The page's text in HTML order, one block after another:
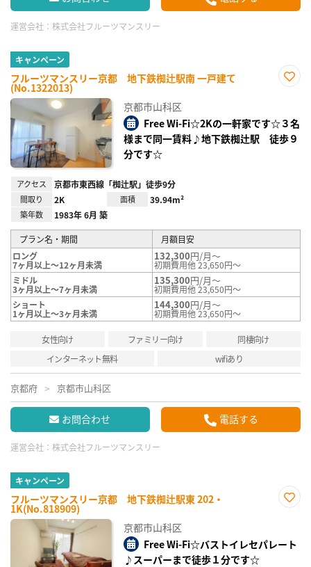
運営会社： 株式会社フルーツマンスリー
キャンペーン
フルーツマンスリー京都 地下鉄椥辻駅南 一戸建て
(No.1322013)
録
京都市山科区
Free Wi-Fi☆2Kの一軒家です☆３名
様まで同一賃料♪地下鉄椥辻駅 徒歩９
分です☆
アクセス 京都市東西線「椥辻駅」徒歩9分
間取り 2K 面積 39.94m²
築年数 1983年 6月 築
プラン名・期間
月額目安
ロング
7ヶ月以上～12ヶ月未満
132,300円/月～
初期費用他 23,650円～
ミドル
3ヶ月以上～7ヶ月未満
135,300円/月～
初期費用他 23,650円～
ショート
1ヶ月以上～3ヶ月未満
144,300円/月～
初期費用他 23,650円～
女性向け ファミリー向け
同棲向け
インターネット無料
wifiあり
京都府 京都市山科区
お問合わせ 電話する
運営会社： 株式会社フルーツマンスリー
キャンペーン
フルーツマンスリー京都 地下鉄椥辻駅東 202・
1K(No.818909)
録
京都市山科区
Free Wi-Fi☆バストイレセパレート
♪スーパーまで徒歩１分です☆